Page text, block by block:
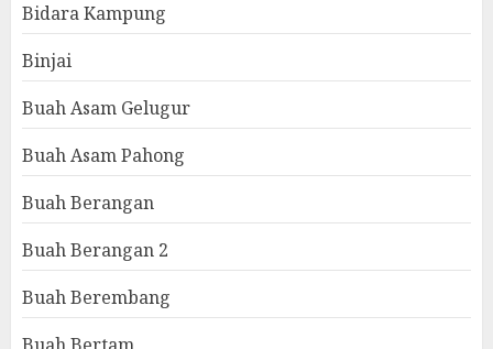
Bidara Kampung
Binjai
Buah Asam Gelugur
Buah Asam Pahong
Buah Berangan
Buah Berangan 2
Buah Berembang